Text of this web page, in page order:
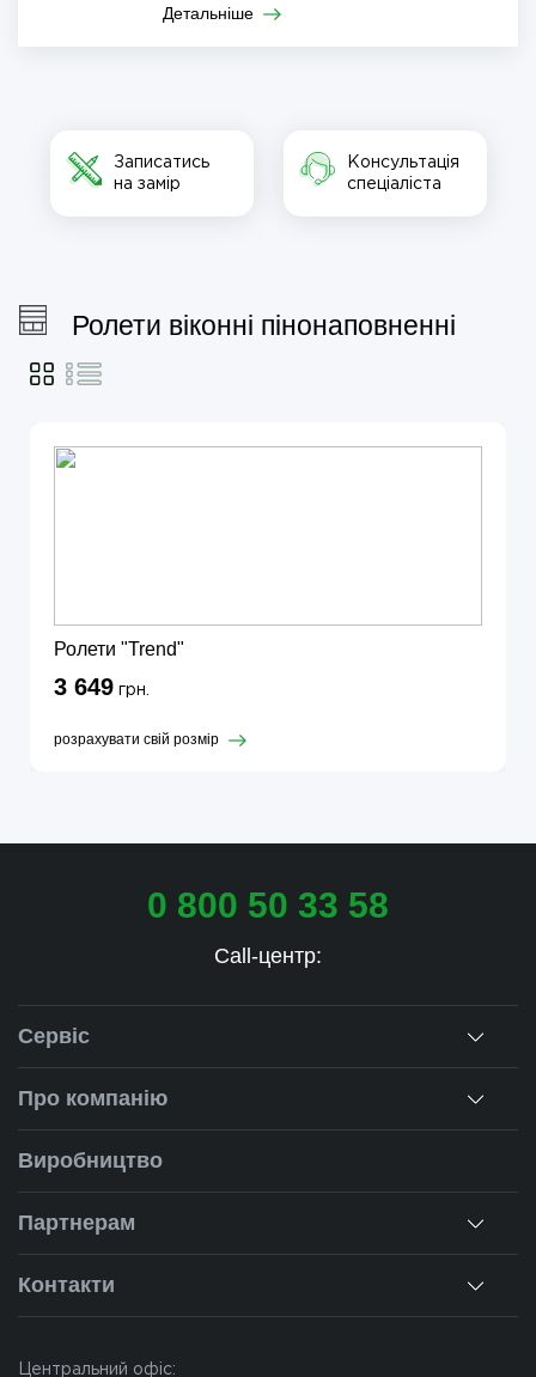
Детальніше
Записатись
на замір
Консультація
спеціаліста
Ролети віконні пінонаповненні
Ролети "Trend"
3 649 грн.
розрахувати свій розмір
0 800 50 33 58
Call-центр:
Сервіс
Консультація
Заміри
Монтаж
Ремонт вікон
Про компанію
Про нас
Наша історія
Наші об'єкти
Новини
Виробництво
Партнерам
Для дилерів
Для партнерів
Контакти
Центральний офіс: